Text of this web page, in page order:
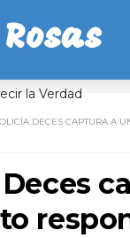
la Verdad
DECES CAPTURA A